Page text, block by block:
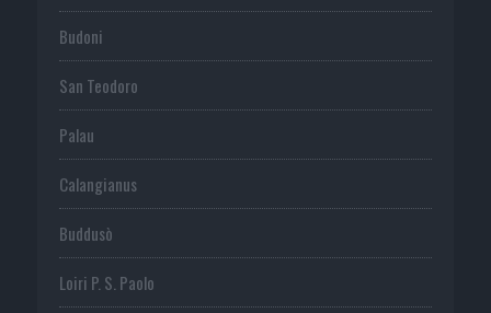
Budoni
San Teodoro
Palau
Calangianus
Buddusò
Loiri P. S. Paolo